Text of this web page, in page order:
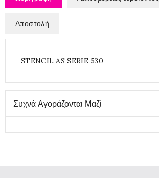
Αποστολή
STENCIL AS SERIE 530
Συχνά Αγοράζονται Μαζί